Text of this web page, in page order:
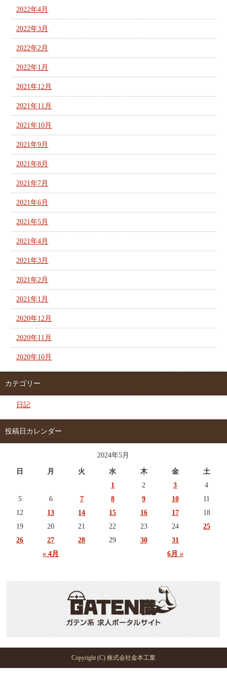
2022年4月
2022年3月
2022年2月
2022年1月
2021年12月
2021年11月
2021年10月
2021年9月
2021年8月
2021年7月
2021年6月
2021年5月
2021年4月
2021年3月
2021年2月
2021年1月
2020年12月
2020年11月
2020年10月
カテゴリー
日記
投稿日カレンダー
2024年5月
日 月 火 水 木 金 土
« 4月 6月 »
1 2 3
4
5
6 7 8 9 10
11
12
13 14 15 16 17
18
19
20 21 22 23 24
25
26
27 28 29 30 31
Copyright (C) 株式会社金本工業